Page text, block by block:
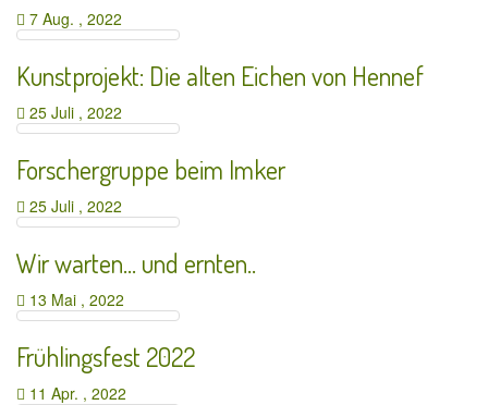
7 Aug. , 2022
Kunstprojekt: Die alten Eichen von Hennef
25 Juli , 2022
Forschergruppe beim Imker
25 Juli , 2022
Wir warten… und ernten..
13 Mai , 2022
Frühlingsfest 2022
11 Apr. , 2022